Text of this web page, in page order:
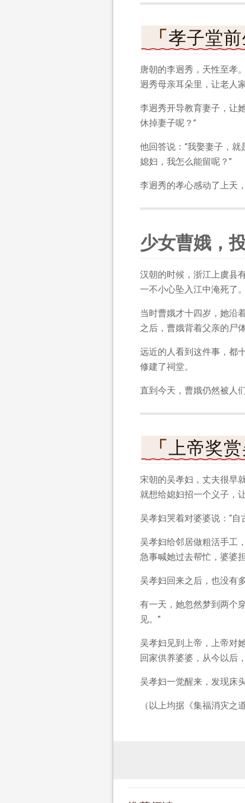
孝子堂
唐朝的李迥秀，天性至孝
迥秀母亲耳朵里，让老人
李迥秀开导教育妻子，让
休掉妻子呢？”
他回答说：“我娶妻子，
媳妇，我怎么能留呢？”
李迥秀的孝心感动了上天
少女曹娥，
汉朝的时候，浙江上虞县
一不小心坠入江中淹死了。
当时曹娥才十四岁，她沿
之后，曹娥背着父亲的尸
远近的人看到这件事，都
修建了祠堂。
直到今天，曹娥仍然被人
上帝奖
宋朝的吴孝妇，丈夫很早
就想给媳妇招一个义子，
吴孝妇哭着对婆婆说：“自
吴孝妇给邻居做粗活手工
急事喊她过去帮忙，婆婆
吴孝妇回来之后，也没有
有一天，她忽然梦到两个
见。”
吴孝妇见到上帝，上帝对
回家供养婆婆，从今以后
吴孝妇一觉醒来，发现床
（以上均据《集福消灾之道